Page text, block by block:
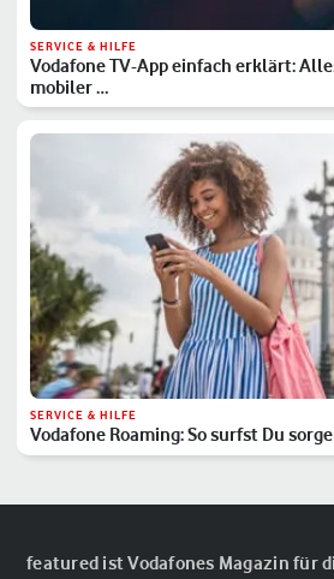
SERVICE & HILFE
Vodafone TV-App einfach erklärt:
mobiler …
SERVICE & HILFE
Vodafone Roaming: So surfst Du
featured ist Vodafones Magazin für